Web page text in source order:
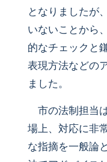
となりましたが
いないことから
的なチェックと
表現方法などの
ました。
市の法制担当
場上、対応に非
な指摘を一般論